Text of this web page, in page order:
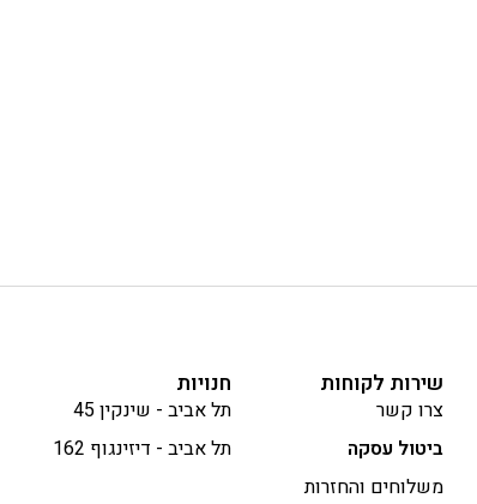
שירות לקוחות
צרו קשר
ביטול עסקה
משלוחים והחזרות
חנויות
תל אביב - שינקין 45
תל אביב - דיזינגוף 162